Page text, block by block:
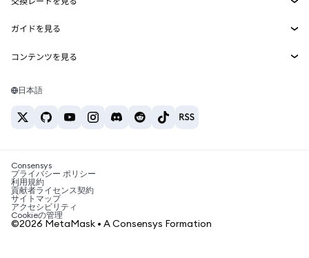
MetaMask Connect
Snaps
Web3サービス
セキュリティ
サポート
キャリア
お問い合わせ
イーサリアムの価格
Solanaの価格
Tetherの価格
ETH→USD
USDT→INR
BTC→INR
ETH→USDT
ガイドを見る
ETHの購入
USDTの購入
SHIBの購入
BNBの購入
コンテンツを見る
Solanaウォレット
税制関連ニュース
暗号資産の購入方法は？
ビットコインを売るには？
日本語
Consensys
プライバシー ポリシー
利用規約
貢献者ライセンス契約
サイトマップ
アクセシビリティ
Cookieの管理
©2026 MetaMask • A Consensys Formation